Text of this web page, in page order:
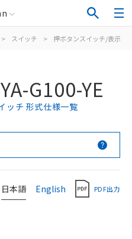
> スイッチ > 押ボタンスイッチ/表示灯
G100-YE
ッチ 形式仕様一覧
日本語 English PDF出力